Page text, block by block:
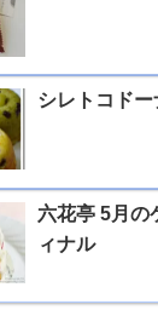
シレトコドー
六花亭 5月
ィナル